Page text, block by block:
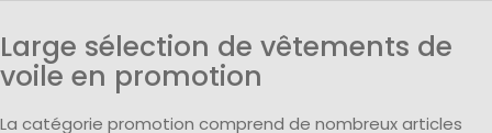
Large sélection de vêtements de
voile en promotion
La catégorie promotion comprend de nombreux articles